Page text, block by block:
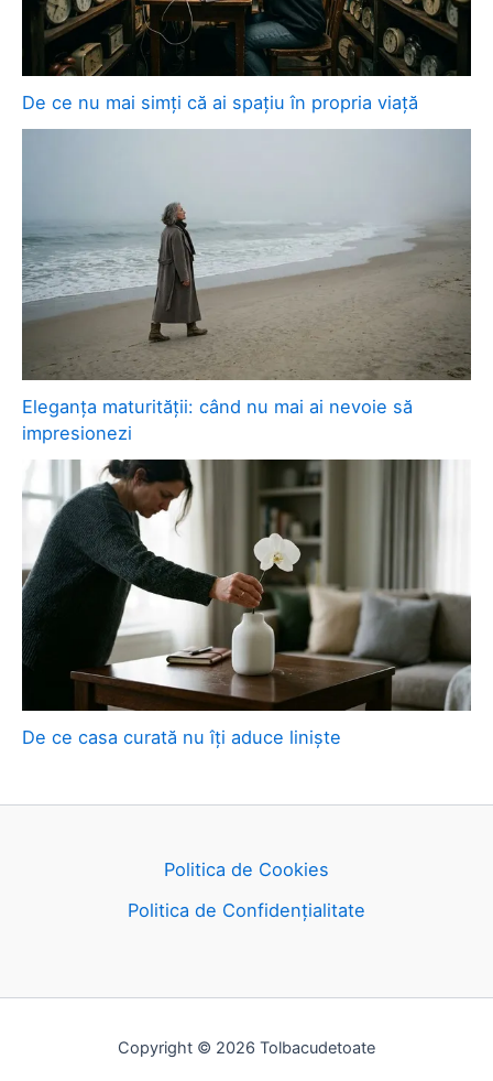
De ce nu mai simți că ai spațiu în propria viață
Eleganța maturității: când nu mai ai nevoie să
impresionezi
De ce casa curată nu îți aduce liniște
Politica de Cookies
Politica de Confidențialitate
Copyright © 2026 Tolbacudetoate